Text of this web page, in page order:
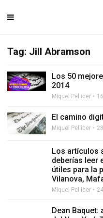
Tag: Jill Abramson
Los 50
2014
Miquel Pellicer
El camino
Miquel Pellicer
Los artículos
deberías leer
útiles para la
Vilanova,
Miquel Pellicer
Dean